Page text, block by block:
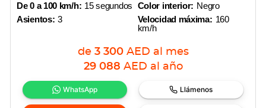
De 0 a 100 km/h: 15 segundos
Asientos: 3
Color interior: Negro
Velocidad máxima: 160
km/h
de 3 300 AED al mes
29 088 AED al año
WhatsApp Llámenos